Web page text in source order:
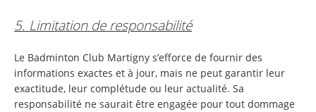
5. Limitation de responsabilité
Le Badminton Club Martigny s’efforce de fournir des
informations exactes et à jour, mais ne peut garantir leur
exactitude, leur complétude ou leur actualité. Sa
responsabilité ne saurait être engagée pour tout dommage